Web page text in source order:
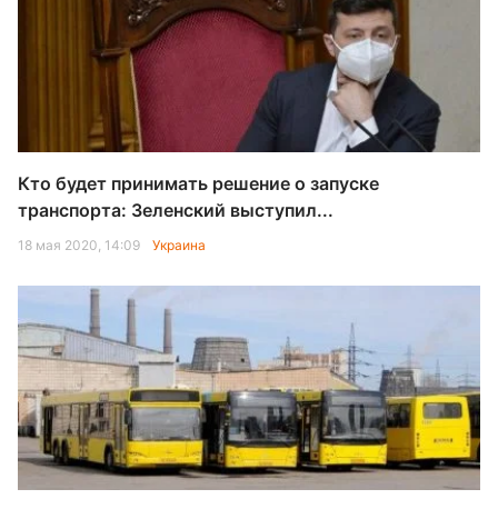
Кто будет принимать решение о запуске
транспорта: Зеленский выступил...
18 мая 2020, 14:09 Украина